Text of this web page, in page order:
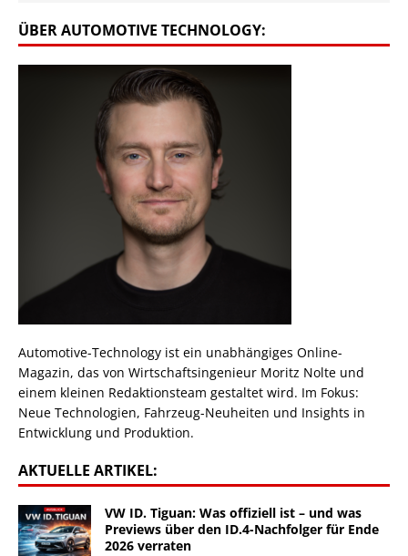
ÜBER AUTOMOTIVE TECHNOLOGY:
Automotive-Technology ist ein unabhängiges Online-
Magazin, das von Wirtschaftsingenieur Moritz Nolte und
einem kleinen Redaktionsteam gestaltet wird. Im Fokus:
Neue Technologien, Fahrzeug-Neuheiten und Insights in
Entwicklung und Produktion.
AKTUELLE ARTIKEL:
VW ID. Tiguan: Was offiziell ist – und was
Previews über den ID.4-Nachfolger für Ende
2026 verraten